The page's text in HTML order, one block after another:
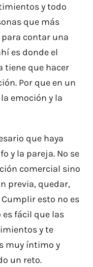
y todo
que más
para contar una
es donde el
tiene que hacer
Por que en un
emoción y la
que haya
y la pareja. No se
comercial sino
previa, quedar,
esto no es
fácil que las
y te
muy íntimo y
un reto.